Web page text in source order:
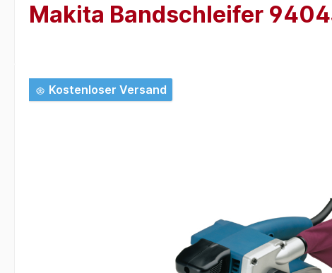
Makita Bandschleifer
Bildergalerie überspringen
Kostenloser Versand